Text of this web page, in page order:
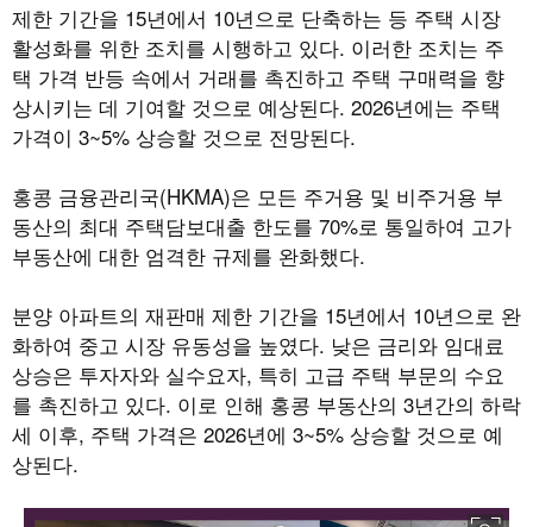
제한 기간을 15년에서 10년으로 단축하는 등 주택 시장
활성화를 위한 조치를 시행하고 있다. 이러한 조치는 주
택 가격 반등 속에서 거래를 촉진하고 주택 구매력을 향
상시키는 데 기여할 것으로 예상된다. 2026년에는 주택
가격이 3~5% 상승할 것으로 전망된다.
홍콩 금융관리국(HKMA)은 모든 주거용 및 비주거용 부
동산의 최대 주택담보대출 한도를 70%로 통일하여 고가
부동산에 대한 엄격한 규제를 완화했다.
분양 아파트의 재판매 제한 기간을 15년에서 10년으로 완
화하여 중고 시장 유동성을 높였다. 낮은 금리와 임대료
상승은 투자자와 실수요자, 특히 고급 주택 부문의 수요
를 촉진하고 있다. 이로 인해 홍콩 부동산의 3년간의 하락
세 이후, 주택 가격은 2026년에 3~5% 상승할 것으로 예
상된다.